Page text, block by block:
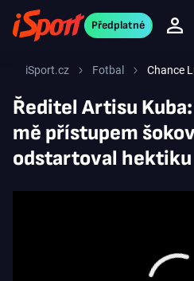
Předplatné
iSport.cz Fotbal Chance
Ředitel Artisu
mě přístupem
odstartoval hektiku